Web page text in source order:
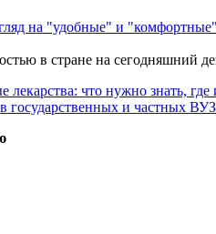
на "удобные" и
в стране на сегодняшний
что нужно знать, где
государственных и частных